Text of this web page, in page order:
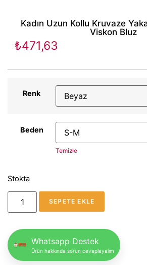
Kadın Uzun Kollu Kruvaze
Viskon Bluz
₺471,63
Renk
Beden
Temizle
Stokta
SEPETE EKLE
Whatsapp Destek
Ürün hakkında sorun cevaplayalım